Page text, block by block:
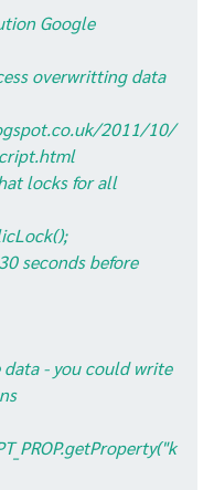
Google
overwritting data
2011/10/
locks for all
seconds before
- you could write